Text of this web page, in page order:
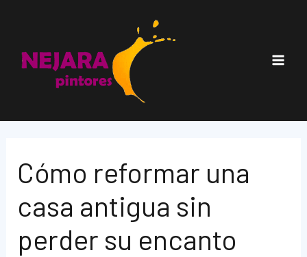
Cómo reformar una
casa antigua sin
perder su encanto